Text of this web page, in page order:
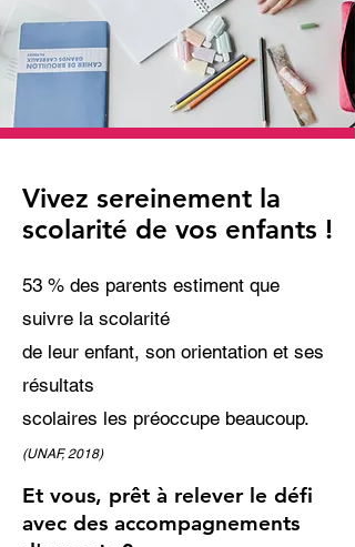
Vivez sereinement la
scolarité de vos enfants !
53 % des parents estiment que
suivre la scolarité
de leur enfant, son orientation et ses
résultats
scolaires les préoccupe beaucoup.
(UNAF, 2018)
Et vous, prêt à relever le défi
avec des accompagnements